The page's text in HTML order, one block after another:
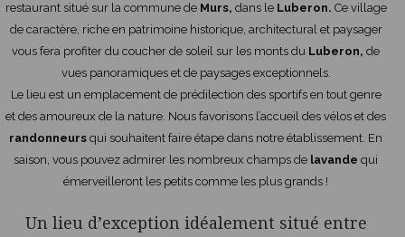
restaurant situé sur la commune de Murs, dans le Luberon. Ce village
de caractère, riche en patrimoine historique, architectural et paysager
vous fera profiter du coucher de soleil sur les monts du Luberon, de
vues panoramiques et de paysages exceptionnels.
Le lieu est un emplacement de prédilection des sportifs en tout genre
et des amoureux de la nature. Nous favorisons l’accueil des vélos et des
randonneurs qui souhaitent faire étape dans notre établissement. En
saison, vous pouvez admirer les nombreux champs de lavande qui
émerveilleront les petits comme les plus grands !
Un lieu d’exception idéalement situé entre